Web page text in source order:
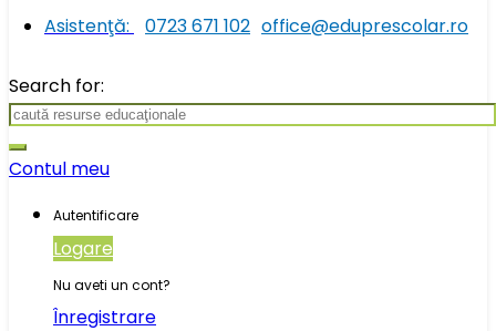
Asistenţă:
0723 671 102 office@eduprescolar.ro
Search for:
Contul meu
Autentificare
Logare
Nu aveti un cont?
Înregistrare